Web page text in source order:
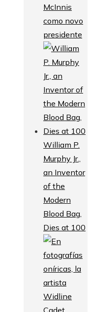
McInnis
como novo
presidente
William P.
Murphy Jr.,
an Inventor
of the
Modern
Blood Bag,
Dies at 100